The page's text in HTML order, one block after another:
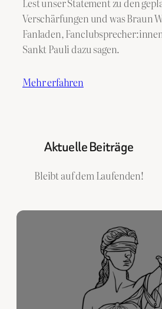
Lest unser Statement zu den
Verschärfungen und was Braun
Fanladen,
Sankt Pauli dazu sagen.
Mehr erfahren
Aktuelle Beiträge
Bleibt auf dem Laufenden!